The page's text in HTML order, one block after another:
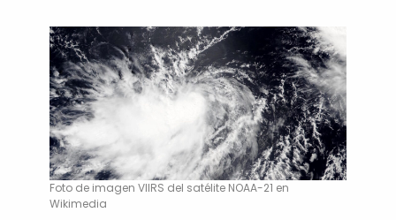
Foto de imagen VIIRS del satélite NOAA-21 en
Wikimedia